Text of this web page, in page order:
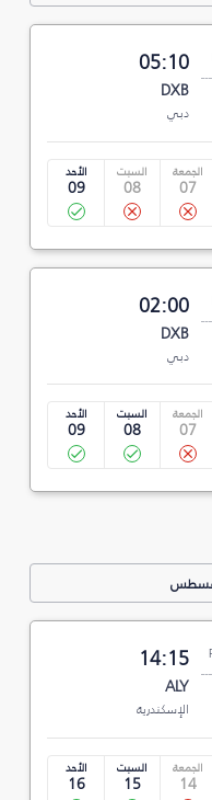
05:10
DXB
دبي
الجمعة
07
السبت
08
الأحد
09
02:00
DXB
دبي
الجمعة
07
السبت
08
الأحد
09
14:15
ALY
الإسكندرية
الجمعة
14
السبت
15
الأحد
16